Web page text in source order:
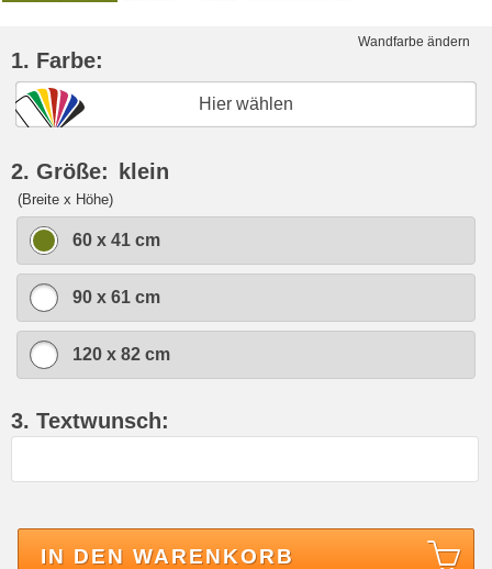
Wandfarbe ändern
1. Farbe:
Hier wählen
2. Größe: klein
(Breite x Höhe)
60 x 41 cm
90 x 61 cm
120 x 82 cm
3. Textwunsch:
IN DEN WARENKORB